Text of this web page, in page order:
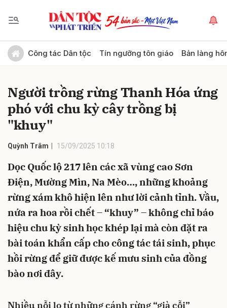
Công tác Dân tộc Tín ngưỡng tôn giáo Bản làng
Người trồng rừng Thanh Hóa ứng
phó với chu kỳ cây trồng bị
"khuy"
Quỳnh Trâm 15/09/2025 10:18
Dọc Quốc lộ 217 lên các xã vùng cao Sơn
Điện, Mường Mìn, Na Mèo…, những khoảng
rừng xám khô hiện lên như lời cảnh tỉnh. Vầu,
nứa ra hoa rồi chết – “khuy” – không chỉ báo
hiệu chu kỳ sinh học khép lại mà còn đặt ra
bài toán khẩn cấp cho công tác tái sinh, phục
hồi rừng để giữ được kế mưu sinh của đồng
bào nơi đây.
Nhiều nỗi lo từ những cánh rừng “già cỗi”
Gửi bình luận